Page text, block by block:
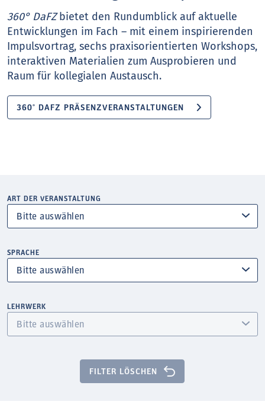
360° DaFZbietet den Rundumblick auf aktuelle
Entwicklungen im Fach – mit einem inspirierenden
Impulsvortrag, sechs praxisorientierten Workshops,
interaktiven Materialien zum Ausprobieren und
Raum für kollegialen Austausch.
360° DAFZ PRÄSENZVERANSTALTUNGEN
ART DER VERANSTALTUNG
SPRACHE
LEHRWERK
FILTER LÖSCHEN